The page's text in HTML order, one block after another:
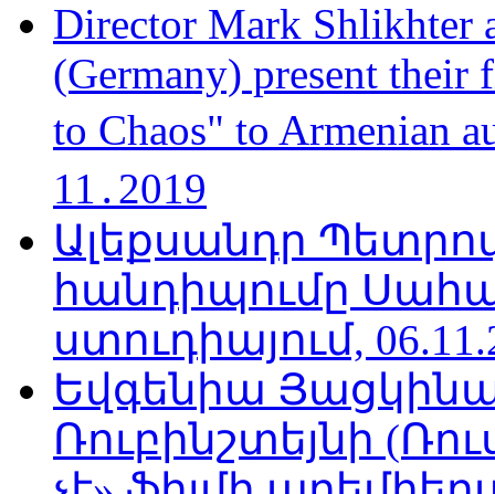
Director Mark Shlikhter
(Germany) present
to Chaos" to Armenian
11․2019
Ալեքսանդր
հանդիպումը
ստուդիայում,
Եվգենիա
Ռուբինշտեյնի